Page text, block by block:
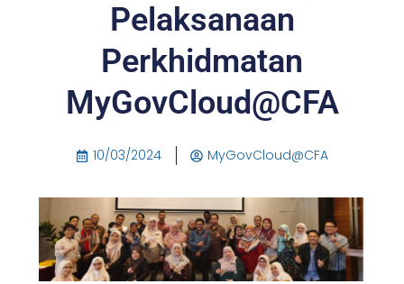
Pelaksanaan
Perkhidmatan
MyGovCloud@CFA
10/03/2024 MyGovCloud@CFA